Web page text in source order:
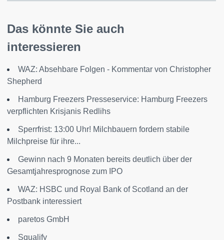
Das könnte Sie auch
interessieren
WAZ: Absehbare Folgen - Kommentar von Christopher
Shepherd
Hamburg Freezers Presseservice: Hamburg Freezers
verpflichten Krisjanis Redlihs
Sperrfrist: 13:00 Uhr! Milchbauern fordern stabile
Milchpreise für ihre...
Gewinn nach 9 Monaten bereits deutlich über der
Gesamtjahresprognose zum IPO
WAZ: HSBC und Royal Bank of Scotland an der
Postbank interessiert
paretos GmbH
Squalify